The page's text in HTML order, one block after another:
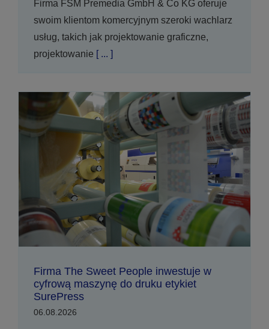
Firma FSM Premedia GmbH & Co KG oferuje
swoim klientom komercyjnym szeroki wachlarz
usług, takich jak projektowanie graficzne,
projektowanie [ ... ]
Firma The Sweet People inwestuje w
cyfrową maszynę do druku etykiet
SurePress
06.08.2026